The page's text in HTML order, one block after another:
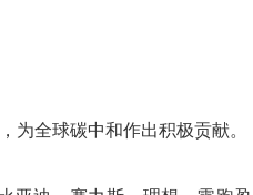
全球碳中和作出积极贡献。